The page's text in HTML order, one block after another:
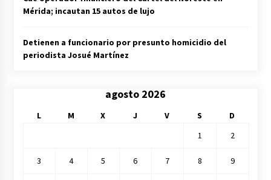
Mérida; incautan 15 autos de lujo
Detienen a funcionario por presunto homicidio del
periodista Josué Martínez
agosto 2026
L M X J V S
D
1
2
3 4 5 6 7 8 9